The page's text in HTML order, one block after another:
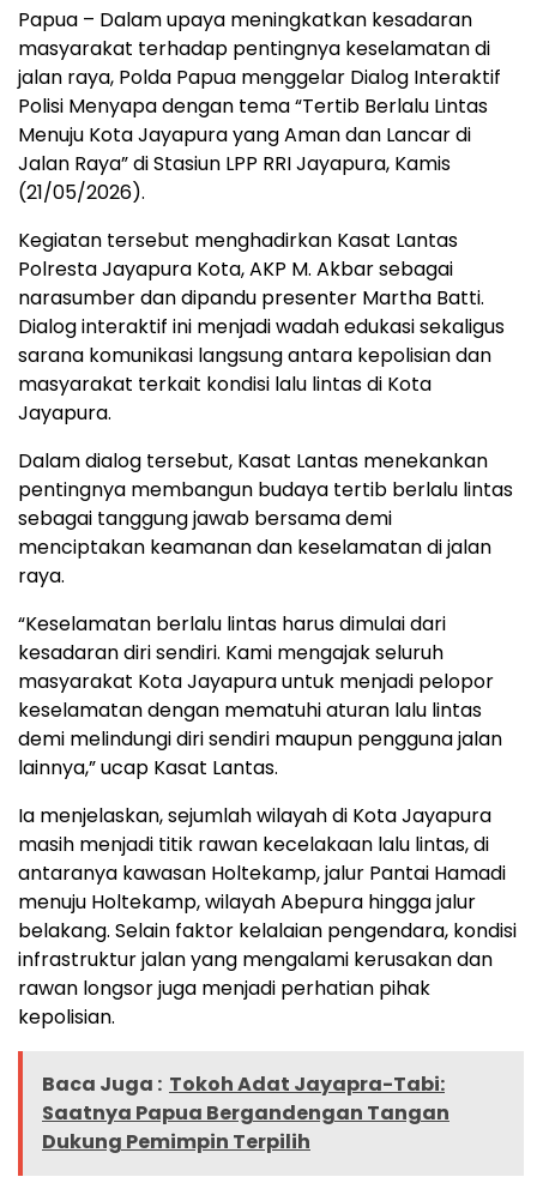
Papua – Dalam upaya meningkatkan kesadaran
masyarakat terhadap pentingnya keselamatan di
jalan raya, Polda Papua menggelar Dialog Interaktif
Polisi Menyapa dengan tema “Tertib Berlalu Lintas
Menuju Kota Jayapura yang Aman dan Lancar di
Jalan Raya” di Stasiun LPP RRI Jayapura, Kamis
(21/05/2026).
Kegiatan tersebut menghadirkan Kasat Lantas
Polresta Jayapura Kota, AKP M. Akbar sebagai
narasumber dan dipandu presenter Martha Batti.
Dialog interaktif ini menjadi wadah edukasi sekaligus
sarana komunikasi langsung antara kepolisian dan
masyarakat terkait kondisi lalu lintas di Kota
Jayapura.
Dalam dialog tersebut, Kasat Lantas menekankan
pentingnya membangun budaya tertib berlalu lintas
sebagai tanggung jawab bersama demi
menciptakan keamanan dan keselamatan di jalan
raya.
“Keselamatan berlalu lintas harus dimulai dari
kesadaran diri sendiri. Kami mengajak seluruh
masyarakat Kota Jayapura untuk menjadi pelopor
keselamatan dengan mematuhi aturan lalu lintas
demi melindungi diri sendiri maupun pengguna jalan
lainnya,” ucap Kasat Lantas.
Ia menjelaskan, sejumlah wilayah di Kota Jayapura
masih menjadi titik rawan kecelakaan lalu lintas, di
antaranya kawasan Holtekamp, jalur Pantai Hamadi
menuju Holtekamp, wilayah Abepura hingga jalur
belakang. Selain faktor kelalaian pengendara, kondisi
infrastruktur jalan yang mengalami kerusakan dan
rawan longsor juga menjadi perhatian pihak
kepolisian.
Baca Juga : Tokoh Adat Jayapra-Tabi:
Saatnya Papua Bergandengan Tangan
Dukung Pemimpin Terpilih